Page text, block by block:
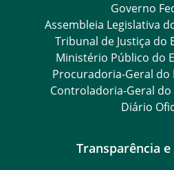
Governo
Assembleia Legislativa
Tribunal de Justiça do
Ministério Público do
Procuradoria-Geral do
Controladoria-Geral do
Diário
Transparência